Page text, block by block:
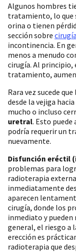
Algunos hombres
tratamiento, lo que
orina o tienen
sección sobre cirugía
incontinencia. En
menos a menudo
cirugía. Al principio,
tratamiento,
Rara vez sucede
desde la vejiga
mucho o incluso
uretral. Esto puede
podría requerir un
nuevamente.
Disfunción eréctil
problemas para
radioterapia
inmediatamente
aparecen
cirugía, donde los
inmediato y
general, el riesgo a
erección es
radioterapia que